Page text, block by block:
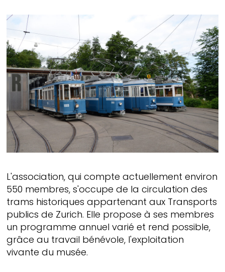
L'association, qui compte actuellement environ
550 membres, s'occupe de la circulation des
trams historiques appartenant aux Transports
publics de Zurich. Elle propose à ses membres
un programme annuel varié et rend possible,
grâce au travail bénévole, l'exploitation
vivante du musée.